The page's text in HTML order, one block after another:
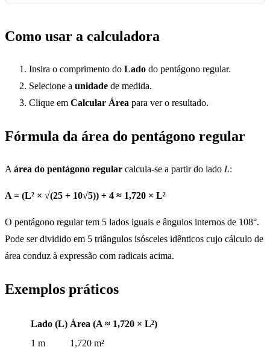
Como usar a calculadora
Insira o comprimento do Lado do pentágono regular.
Selecione a unidade de medida.
Clique em Calcular Área para ver o resultado.
Fórmula da área do pentágono regular
A área do pentágono regular calcula-se a partir do lado L:
A = (L² × √(25 + 10√5)) ÷ 4 ≈ 1,720 × L²
O pentágono regular tem 5 lados iguais e ângulos internos de 108°.
Pode ser dividido em 5 triângulos isósceles idênticos cujo cálculo de
área conduz à expressão com radicais acima.
Exemplos práticos
Lado (L) Área (A ≈ 1,720 × L²)
1 m
1,720 m²